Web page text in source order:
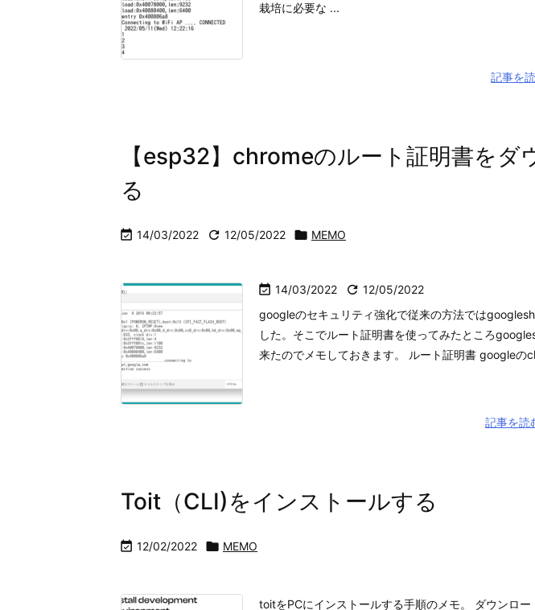
栽培に必要な ...
記事を
【esp32】chromeのルート証明書をダ
る
 14/03/2022  12/05/2022  MEMO
 14/03/2022  12/05/2022
googleのセキュリティ強化で従来の方法では
した。そこでルート証明書を使ってみたところ
来たのでメモしておきます。 ルート証明書 googleの
記事を読
Toit（CLI)をインストールする
 12/02/2022  MEMO
toitをPCにインストールする手順のメモ。 ダウンロ
磁気センサー割り込みサンプル-arduino